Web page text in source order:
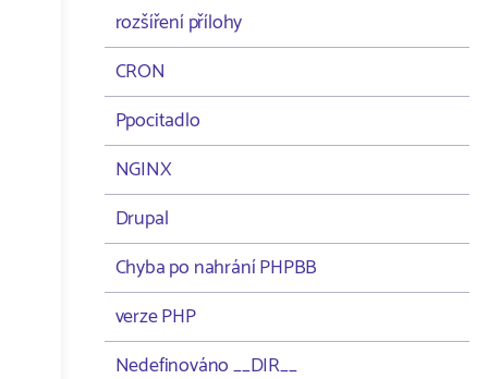
rozšíření přílohy
CRON
Ppocitadlo
NGINX
Drupal
Chyba po nahrání PHPBB
verze PHP
Nedefinováno __DIR__